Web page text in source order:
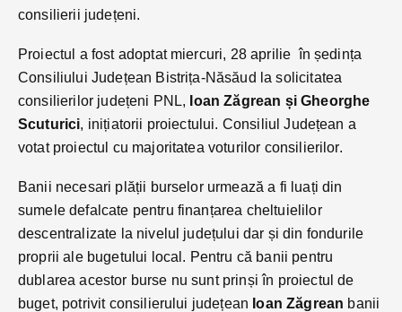
consilierii județeni.
Proiectul a fost adoptat miercuri, 28 aprilie în ședința
Consiliului Județean Bistrița-Năsăud la solicitatea
consilierilor județeni PNL, Ioan Zăgrean și Gheorghe
Scuturici, inițiatorii proiectului. Consiliul Județean a
votat proiectul cu majoritatea voturilor consilierilor.
Banii necesari plății burselor urmează a fi luați din
sumele defalcate pentru finanțarea cheltuielilor
descentralizate la nivelul județului dar și din fondurile
proprii ale bugetului local. Pentru că banii pentru
dublarea acestor burse nu sunt prinși în proiectul de
buget, potrivit consilierului județean Ioan Zăgrean banii